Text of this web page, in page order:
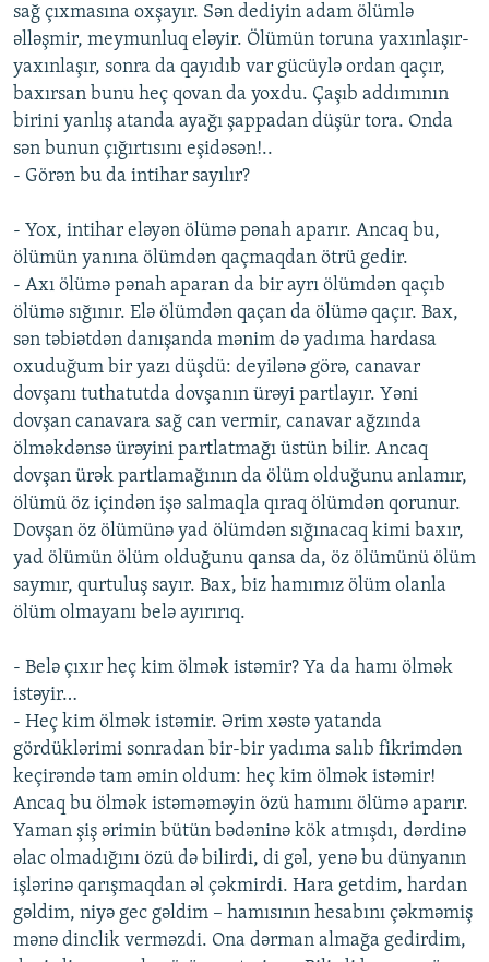
sağ çıxmasına oxşayır. Sən dediyin adam ölümlə
əlləşmir, meymunluq eləyir. Ölümün toruna yaxınlaşır-
yaxınlaşır, sonra da qayıdıb var gücüylə ordan qaçır,
baxırsan bunu heç qovan da yoxdu. Çaşıb addımının
birini yanlış atanda ayağı şappadan düşür tora. Onda
sən bunun çığırtısını eşidəsən!..
- Görən bu da intihar sayılır?
- Yox, intihar eləyən ölümə pənah aparır. Ancaq bu,
ölümün yanına ölümdən qaçmaqdan ötrü gedir.
- Axı ölümə pənah aparan da bir ayrı ölümdən qaçıb
ölümə sığınır. Elə ölümdən qaçan da ölümə qaçır. Bax,
sən təbiətdən danışanda mənim də yadıma hardasa
oxuduğum bir yazı düşdü: deyilənə görə, canavar
dovşanı tuthatutda dovşanın ürəyi partlayır. Yəni
dovşan canavara sağ can vermir, canavar ağzında
ölməkdənsə ürəyini partlatmağı üstün bilir. Ancaq
dovşan ürək partlamağının da ölüm olduğunu anlamır,
ölümü öz içindən işə salmaqla qıraq ölümdən qorunur.
Dovşan öz ölümünə yad ölümdən sığınacaq kimi baxır,
yad ölümün ölüm olduğunu qansa da, öz ölümünü ölüm
saymır, qurtuluş sayır. Bax, biz hamımız ölüm olanla
ölüm olmayanı belə ayırırıq.
- Belə çıxır heç kim ölmək istəmir? Ya da hamı ölmək
istəyir…
- Heç kim ölmək istəmir. Ərim xəstə yatanda
gördüklərimi sonradan bir-bir yadıma salıb fikrimdən
keçirəndə tam əmin oldum: heç kim ölmək istəmir!
Ancaq bu ölmək istəməməyin özü hamını ölümə aparır.
Yaman şiş ərimin bütün bədəninə kök atmışdı, dərdinə
əlac olmadığını özü də bilirdi, di gəl, yenə bu dünyanın
işlərinə qarışmaqdan əl çəkmirdi. Hara getdim, hardan
gəldim, niyə gec gəldim – hamısının hesabını çəkməmiş
mənə dinclik verməzdi. Ona dərman almağa gedirdim,